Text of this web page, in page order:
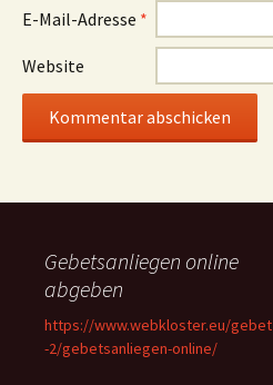
E-Mail-Adresse *
Website
Gebetsanliegen online
abgeben
https://www.webkloster.eu/gebet
-2/gebetsanliegen-online/